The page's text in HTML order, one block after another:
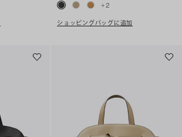
+2
ショッピングバッグに追加